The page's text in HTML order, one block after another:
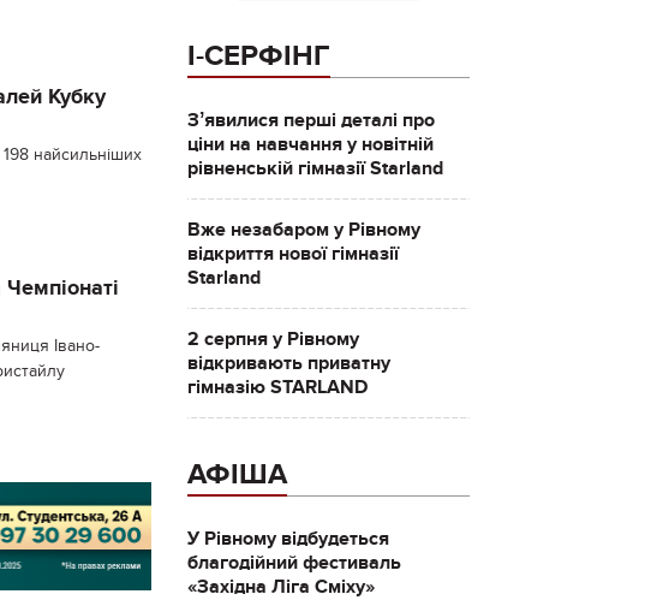
Кубку
198 найсильніших
Івано-
І-СЕРФІНГ
Зʼявилися перші деталі про
ціни на навчання у новітній
рівненській гімназії Starland
Вже незабаром у Рівному
відкриття нової гімназії
Starland
2 серпня у Рівному
відкривають приватну
гімназію STARLAND
АФІША
У Рівному відбудеться
благодійний фестиваль
«Західна Ліга Сміху»